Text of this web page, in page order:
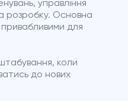
управління
розробку. Основна
для
коли
до нових